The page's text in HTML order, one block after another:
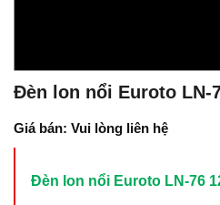
Đèn lon nổi Euroto LN-
Giá bán: Vui lòng liên hệ
Đèn lon nổi Euroto LN-76